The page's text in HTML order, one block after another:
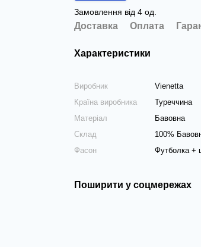
Замовлення від 4 од.
Доставка Оплата
Характеристики
Виробник
Vienetta
Країна виробника
Туреччина
Матеріал
Бавовна
Склад
100%
Фасон
Футболка +
Поширити у соцмережах